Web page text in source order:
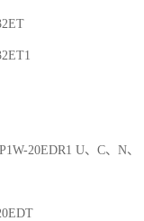
20EDR1 U、C、N、